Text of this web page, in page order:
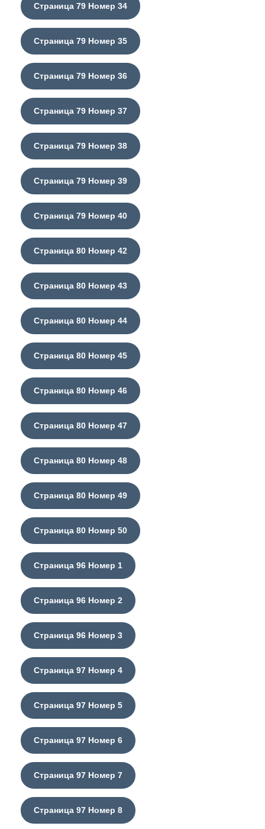
Страница 79 Номер 34
Страница 79 Номер 35
Страница 79 Номер 36
Страница 79 Номер 37
Страница 79 Номер 38
Страница 79 Номер 39
Страница 79 Номер 40
Страница 80 Номер 42
Страница 80 Номер 43
Страница 80 Номер 44
Страница 80 Номер 45
Страница 80 Номер 46
Страница 80 Номер 47
Страница 80 Номер 48
Страница 80 Номер 49
Страница 80 Номер 50
Страница 96 Номер 1
Страница 96 Номер 2
Страница 96 Номер 3
Страница 97 Номер 4
Страница 97 Номер 5
Страница 97 Номер 6
Страница 97 Номер 7
Страница 97 Номер 8